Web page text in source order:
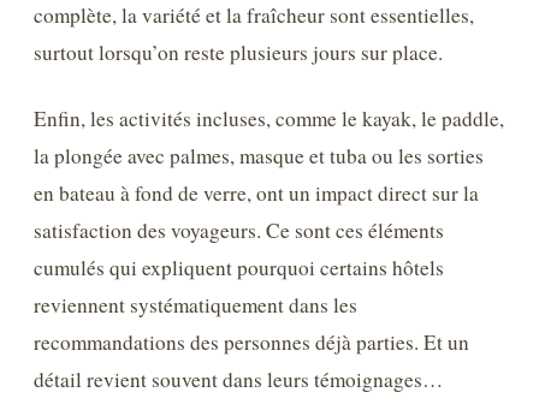
complète, la variété et la fraîcheur sont essentielles,
surtout lorsqu’on reste plusieurs jours sur place.
Enfin, les activités incluses, comme le kayak, le paddle,
la plongée avec palmes, masque et tuba ou les sorties
en bateau à fond de verre, ont un impact direct sur la
satisfaction des voyageurs. Ce sont ces éléments
cumulés qui expliquent pourquoi certains hôtels
reviennent systématiquement dans les
recommandations des personnes déjà parties. Et un
détail revient souvent dans leurs témoignages…